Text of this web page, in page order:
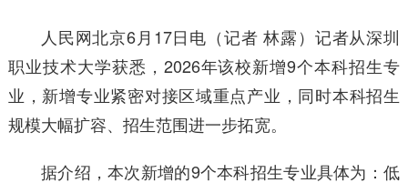
人民网北京6月17日电（记者 林露）记者从深圳
职业技术大学获悉，2026年该校新增9个本科招生专
业，新增专业紧密对接区域重点产业，同时本科招生
规模大幅扩容、招生范围进一步拓宽。
据介绍，本次新增的9个本科招生专业具体为：低